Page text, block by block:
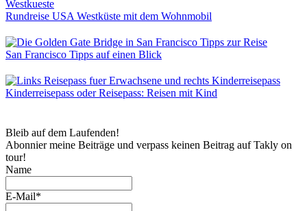
Rundreise USA Westküste mit dem Wohnmobil
San Francisco Tipps auf einen Blick
Kinderreisepass oder Reisepass: Reisen mit Kind
Bleib auf dem Laufenden!
Abonnier meine Beiträge und verpass keinen Beitrag auf Takly on
tour!
Name
E-Mail*